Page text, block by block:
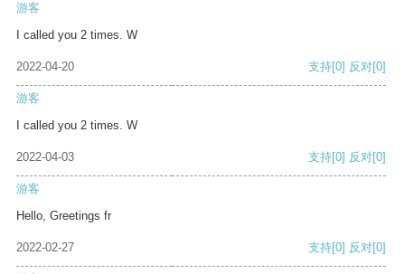
游客
I called you 2 times. W
2022-04-20 支持[0] 反对[0]
游客
I called you 2 times. W
2022-04-03 支持[0] 反对[0]
游客
Hello, Greetings fr
2022-02-27 支持[0] 反对[0]